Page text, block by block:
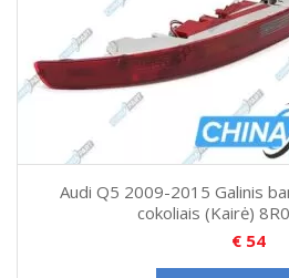
Audi Q5 2009-2015 Galinis
cokoliais (Kairė)
€54